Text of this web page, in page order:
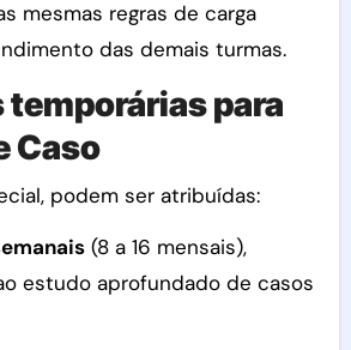
mesmas regras de carga
das demais turmas.
temporárias para
Caso
podem ser atribuídas:
(8 a 16 mensais),
estudo aprofundado de casos